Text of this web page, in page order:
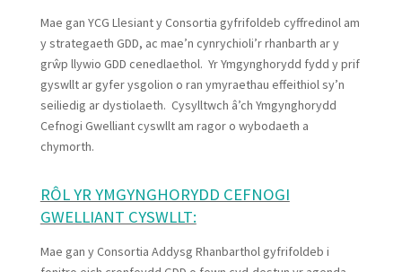
Mae gan YCG Llesiant y Consortia gyfrifoldeb cyffredinol am
y strategaeth GDD, ac mae’n cynrychioli’r rhanbarth ar y
grŵp llywio GDD cenedlaethol. Yr Ymgynghorydd fydd y prif
gyswllt ar gyfer ysgolion o ran ymyraethau effeithiol sy’n
seiliedig ar dystiolaeth. Cysylltwch â’ch Ymgynghorydd
Cefnogi Gwelliant cyswllt am ragor o wybodaeth a
chymorth.
RÔL YR YMGYNGHORYDD CEFNOGI
GWELLIANT CYSWLLT:
Mae gan y Consortia Addysg Rhanbarthol gyfrifoldeb i